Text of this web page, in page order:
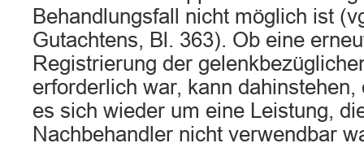
Behandlungsfall nicht möglich ist
Gutachtens, Bl. 363). Ob eine
Registrierung der
erforderlich war, kann
es sich wieder um eine Leistung,
Nachbehandler nicht verwendbar